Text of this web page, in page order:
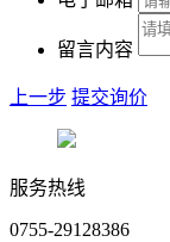
留言内容
上一步 提交询价
服务热线
0755-29128386